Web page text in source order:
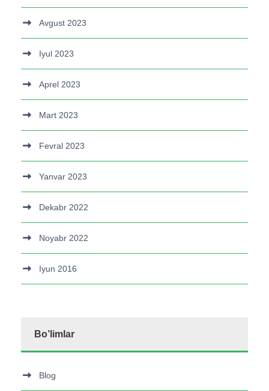
Avgust 2023
Iyul 2023
Aprel 2023
Mart 2023
Fevral 2023
Yanvar 2023
Dekabr 2022
Noyabr 2022
Iyun 2016
Bo’limlar
Blog